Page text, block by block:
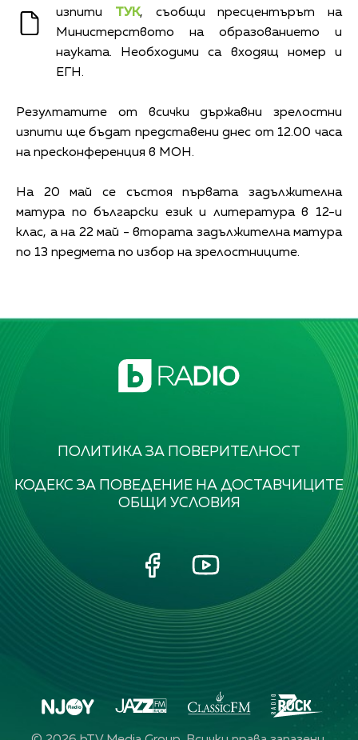
изпити ТУК, съобщи пресцентърът на
Министерството на образованието и
науката. Необходими са входящ номер и
ЕГН.
Резултатите от всички държавни зрелостни
изпити ще бъдат представени днес от 12.00 часа
на пресконференция в МОН.
На 20 май се състоя първата задължителна
матура по български език и литература в 12-и
клас, а на 22 май - втората задължителна матура
по 13 предмета по избор на зрелостниците.
ПОЛИТИКА ЗА ПОВЕРИТЕЛНОСТ
КОДЕКС ЗА ПОВЕДЕНИЕ НА ДОСТАВЧИЦИТЕ
ОБЩИ УСЛОВИЯ